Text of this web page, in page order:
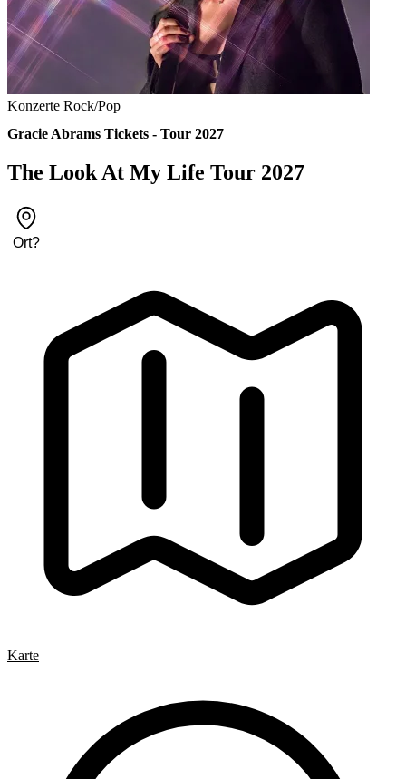
Konzerte Rock/Pop
Gracie Abrams Tickets - Tour 2027
The Look At My Life Tour 2027
Ort?
Karte